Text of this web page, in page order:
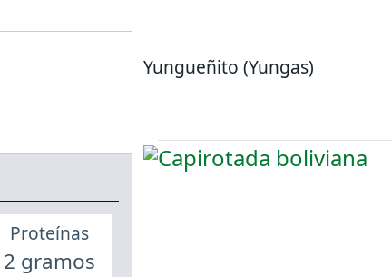
Proteínas
2 gramos
Yungueñito (Yungas)